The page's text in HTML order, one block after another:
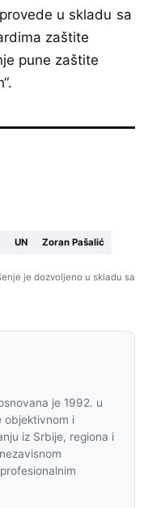
u skladu sa
zaštite
pune zaštite
UN Zoran Pašalić
je dozvoljeno u skladu sa
je 1992. u
objektivnom i
iz Srbije, regiona i